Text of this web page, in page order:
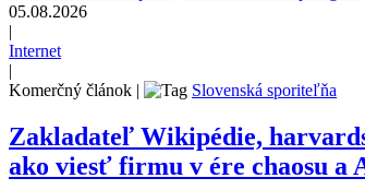
05.08.2026
|
Internet
|
Komerčný článok | Slovenská sporiteľňa
Zakladateľ Wikipédie,
ako viesť firmu v ére chaosu a